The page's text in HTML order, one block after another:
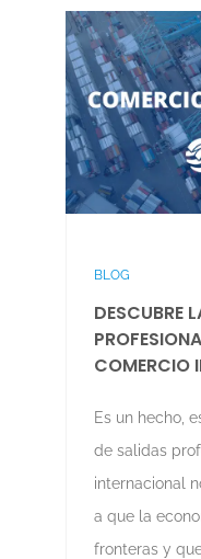
BLOG
DESCUBRE
COMERCIO
Es un hecho,
de salidas
internacional
a que la
fronteras y